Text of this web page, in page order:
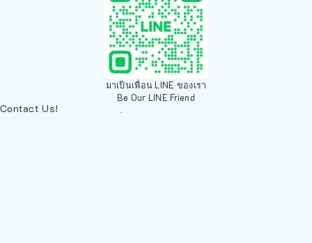
มาเป็นเพื่อน LINE ของเรา
Be Our LINE Friend
Contact Us!